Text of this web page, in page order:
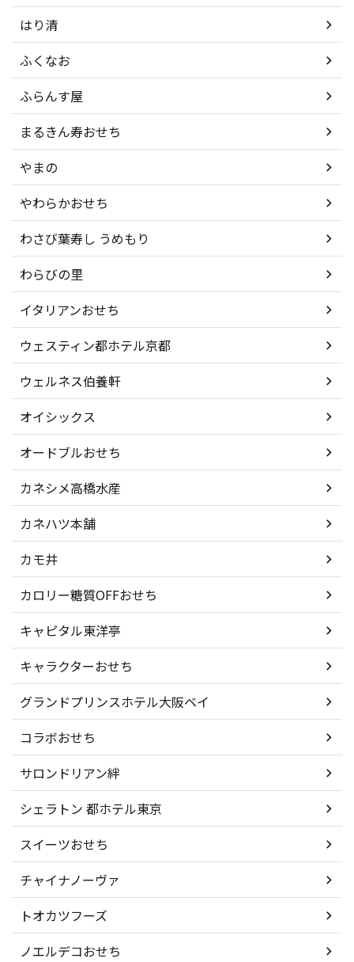
はり清
ふくなお
ふらんす屋
まるきん寿おせち
やまの
やわらかおせち
わさび葉寿し うめもり
わらびの里
イタリアンおせち
ウェスティン都ホテル京都
ウェルネス伯養軒
オイシックス
オードブルおせち
カネシメ高橋水産
カネハツ本舗
カモ井
カロリー糖質OFFおせち
キャピタル東洋亭
キャラクターおせち
グランドプリンスホテル大阪ベイ
コラボおせち
サロンドリアン絆
シェラトン 都ホテル東京
スイーツおせち
チャイナノーヴァ
トオカツフーズ
ノエルデコおせち